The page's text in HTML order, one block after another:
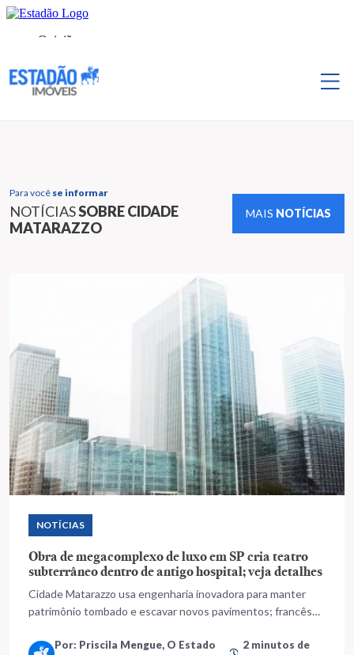
Para você se informar
NOTÍCIASSOBRE CIDADE
MATARAZZO
MAIS NOTÍCIAS
NOTÍCIAS
Obra de megacomplexo de luxo em SP cria teatro
subterrâneo dentro de antigo hospital; veja detalhes
Cidade Matarazzo usa engenharia inovadora para manter
patrimônio tombado e escavar novos pavimentos; francês
Avenida Paulista
Por: Priscila Mengue, O Estado
2 minutos de